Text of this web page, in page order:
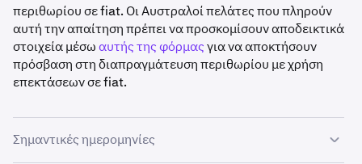
περιθωρίου σε fiat. Οι Αυστραλοί πελάτες που πληρούν
αυτή την απαίτηση πρέπει να προσκομίσουν αποδεικτικά
στοιχεία μέσωαυτής της φόρμαςγια να αποκτήσουν
πρόσβαση στη διαπραγμάτευση περιθωρίου με χρήση
επεκτάσεων σε fiat.
Σημαντικές ημερομηνίες